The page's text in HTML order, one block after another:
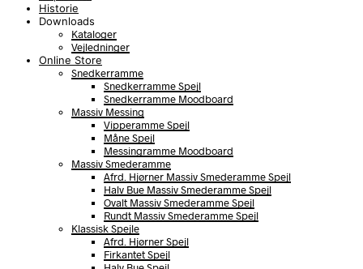
Historie
Downloads
Kataloger
Vejledninger
Online Store
Snedkerramme
Snedkerramme Spejl
Snedkerramme Moodboard
Massiv Messing
Vipperamme Spejl
Måne Spejl
Messingramme Moodboard
Massiv Smederamme
Afrd. Hjørner Massiv Smederamme Spejl
Halv Bue Massiv Smederamme Spejl
Ovalt Massiv Smederamme Spejl
Rundt Massiv Smederamme Spejl
Klassisk Spejle
Afrd. Hjørner Spejl
Firkantet Spejl